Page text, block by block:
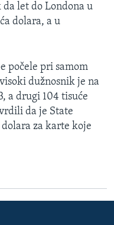
let do Londona u
dolara, a u
počele pri samom
dužnosnik je na
a drugi 104 tisuće
da je State
za karte koje